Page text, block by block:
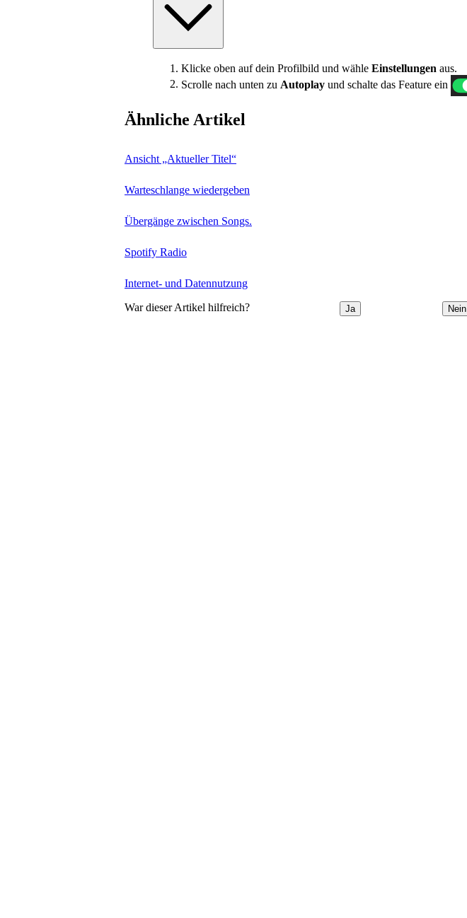
Klicke oben auf dein Profilbild und wähle Einstellungen aus.
Scrolle nach unten zu Autoplay und schalte das Feature ein
Ähnliche Artikel
Ansicht „Aktueller Titel“
Warteschlange wiedergeben
Übergänge zwischen Songs.
Spotify Radio
Internet- und Datennutzung
War dieser Artikel hilfreich? Ja Nein